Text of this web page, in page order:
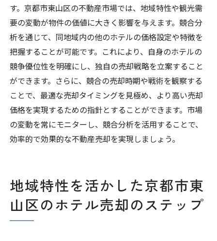
す。京都市東山区の不動産市場では、地域特性や観光需
要の変動が物件の価値に大きく影響を与えます。競合分
析を通じて、同地域内の他のホテルの価格設定や特徴を
把握することが可能です。これにより、自身のホテルの
競争優位性を明確にし、独自の売却戦略を立案すること
ができます。さらに、競合の売却時期や戦術を観察する
ことで、最適な売却タイミングを見極め、より高い売却
価格を実現するための指針とすることができます。市場
の変動を常にモニターし、競合分析を活用することで、
効率的で効果的な不動産売却を実現しましょう。
地域特性を活かした京都市東
山区のホテル売却のステップ